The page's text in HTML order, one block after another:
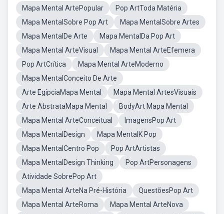
Mapa Mental ArtePopular
Pop ArtToda Matéria
Mapa MentalSobre Pop Art
Mapa MentalSobre Artes
Mapa MentalDe Arte
Mapa MentalDa Pop Art
Mapa Mental ArteVisual
Mapa Mental ArteEfemera
Pop ArtCrítica
Mapa Mental ArteModerno
Mapa MentalConceito De Arte
Arte EgípciaMapa Mental
Mapa Mental ArtesVisuais
Arte AbstrataMapa Mental
BodyArt Mapa Mental
Mapa Mental ArteConceitual
ImagensPop Art
Mapa MentalDesign
Mapa MentalK Pop
Mapa MentalCentro Pop
Pop ArtArtistas
Mapa MentalDesign Thinking
Pop ArtPersonagens
Atividade SobrePop Art
Mapa Mental ArteNa Pré-História
QuestõesPop Art
Mapa Mental ArteRoma
Mapa Mental ArteNova